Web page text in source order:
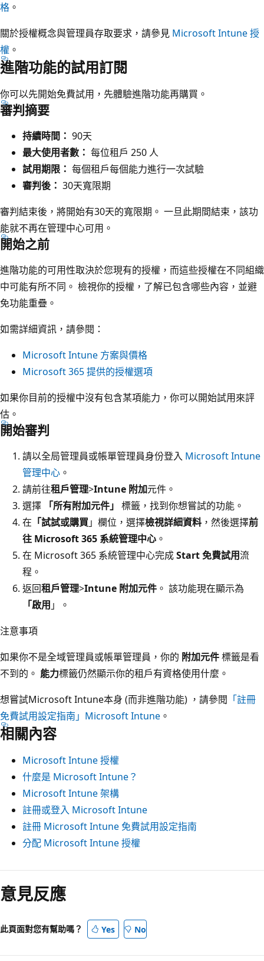
格 。
關於授權概念與管理員存取要求，請參見 Microsoft Intune 授
權 。
進階功能的試用訂閱
你可以先開始免費試用，先體驗進階功能再購買。
審判摘要
持續時間： 90天
最大使用者數： 每位租戶 250 人
試用期限： 每個租戶每個能力進行一次試驗
審判後： 30天寬限期
審判結束後，將開始有30天的寬限期。 一旦此期間結束，該功
能就不再在管理中心可用。
開始之前
進階功能的可用性取決於您現有的授權，而這些授權在不同組織
中可能有所不同。 檢視你的授權，了解已包含哪些內容，並避
免功能重疊。
如需詳細資訊，請參閱：
Microsoft Intune 方案與價格
Microsoft 365 提供的授權選項
如果你目前的授權中沒有包含某項能力，你可以開始試用來評
估。
開始審判
請以全局管理員或帳單管理員身份登入 Microsoft Intune
管理中心 。
請前往租戶管理>Intune 附加元件。
選擇
「所有附加元件」 標籤，找到你想嘗試的功能。
在 「試試或購買 」欄位，選擇檢視詳細資料 ，然後選擇前
往 Microsoft 365 系統管理中心 。
在 Microsoft 365 系統管理中心完成Start 免費試用流
程。
返回租戶管理>Intune 附加元件 。 該功能現在顯示為
「啟用 」。
注意事項
如果你不是全域管理員或帳單管理員，你的 附加元件標籤是看
不到的。 能力標籤仍然顯示你的租戶有資格使用什麼。
想嘗試Microsoft Intune本身 (而非進階功能) ，請參閱 「註冊
免費試用設定指南」Microsoft Intune 。
相關內容
Microsoft Intune 授權
什麼是 Microsoft Intune？
Microsoft Intune 架構
註冊或登入 Microsoft Intune
註冊 Microsoft Intune 免費試用設定指南
分配 Microsoft Intune 授權
閱
讀
模
已
意見反應
此頁面對您有幫助嗎？ Yes No